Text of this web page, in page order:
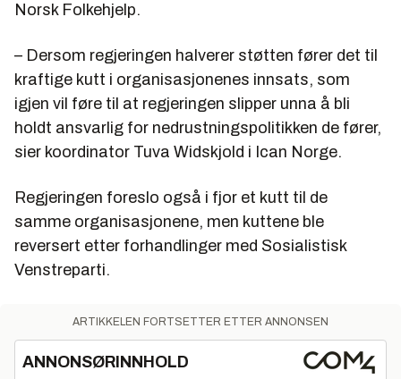
Norsk Folkehjelp.
– Dersom regjeringen halverer støtten fører det til
kraftige kutt i organisasjonenes innsats, som
igjen vil føre til at regjeringen slipper unna å bli
holdt ansvarlig for nedrustningspolitikken de fører,
sier koordinator Tuva Widskjold i Ican Norge.
Regjeringen foreslo også i fjor et kutt til de
samme organisasjonene, men kuttene ble
reversert etter forhandlinger med Sosialistisk
Venstreparti.
ARTIKKELEN FORTSETTER ETTER ANNONSEN
ANNONSØRINNHOLD